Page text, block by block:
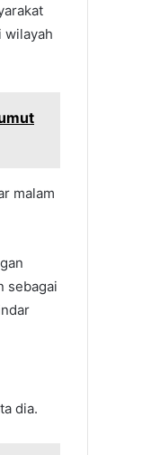
wilayah
malam
sebagai
dia.